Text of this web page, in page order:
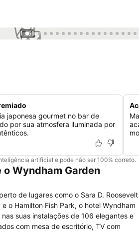
1 / 55
japonesa gourmet no bar de
por sua atmosfera iluminada por
artificial e pode não ser 100% correto.
Wyndham Garden
de lugares como o Sara D. Roosevelt
o Hamilton Fish Park, o hotel Wyndham
suas instalações de 106 elegantes e
com mesa de escritório, TV com